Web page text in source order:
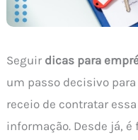
Seguir dicas para
um passo decisivo
receio de contratar
informação. Desde já,